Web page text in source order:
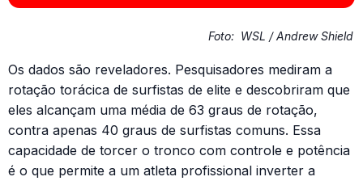
Foto: WSL / Andrew Shield
Os dados são reveladores. Pesquisadores mediram a
rotação torácica de surfistas de elite e descobriram que
eles alcançam uma média de 63 graus de rotação,
contra apenas 40 graus de surfistas comuns. Essa
capacidade de torcer o tronco com controle e potência
é o que permite a um atleta profissional inverter a